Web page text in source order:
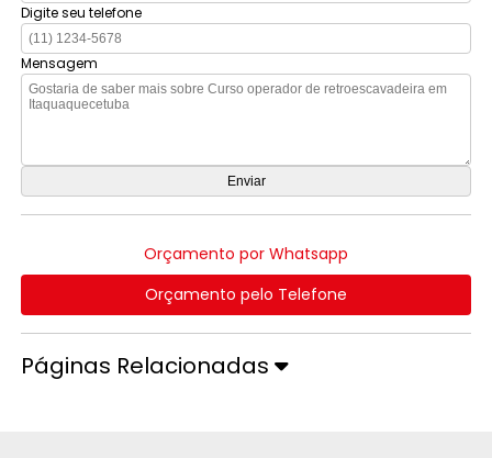
Digite seu telefone
Mensagem
Orçamento por Whatsapp
Orçamento pelo Telefone
Páginas Relacionadas